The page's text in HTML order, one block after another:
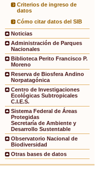
Criterios de ingreso de
datos
Cómo citar datos del SIB
Noticias
Administración de Parques
Nacionales
Biblioteca Perito Francisco P.
Moreno
Reserva de Biosfera Andino
Norpatagónica
Centro de Investigaciones
Ecológicas Subtropicales
C.I.E.S.
Sistema Federal de Áreas
Protegidas
Secretaría de Ambiente y
Desarrollo Sustentable
Observatorio Nacional de
Biodiversidad
Otras bases de datos